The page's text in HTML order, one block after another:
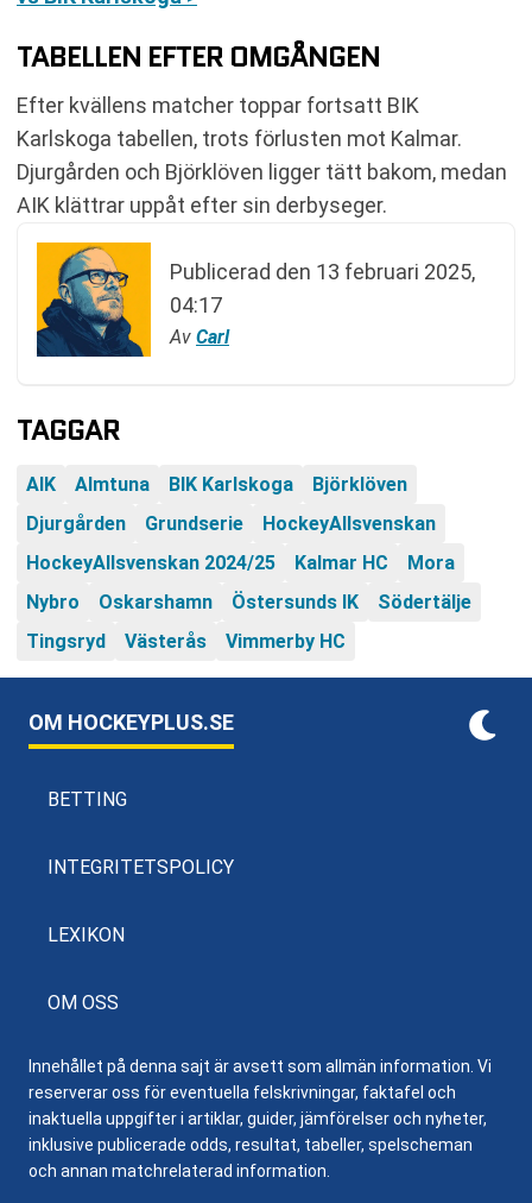
TABELLEN EFTER OMGÅNGEN
Efter kvällens matcher toppar fortsatt BIK
Karlskoga tabellen, trots förlusten mot Kalmar.
Djurgården och Björklöven ligger tätt bakom, medan
AIK klättrar uppåt efter sin derbyseger.
Publicerad den 13 februari 2025,
04:17
Av Carl
TAGGAR
AIK Almtuna BIK Karlskoga
Björklöven
Djurgården
Grundserie
HockeyAllsvenskan
HockeyAllsvenskan 2024/25
Kalmar HC
Mora
Nybro
Oskarshamn Östersunds IK
Södertälje
Tingsryd
Västerås Vimmerby HC
OM HOCKEYPLUS.SE
BETTING
INTEGRITETSPOLICY
LEXIKON
OM OSS
Innehållet på denna sajt är avsett som allmän information. Vi
reserverar oss för eventuella felskrivningar, faktafel och
inaktuella uppgifter i artiklar, guider, jämförelser och nyheter,
inklusive publicerade odds, resultat, tabeller, spelscheman
och annan matchrelaterad information.